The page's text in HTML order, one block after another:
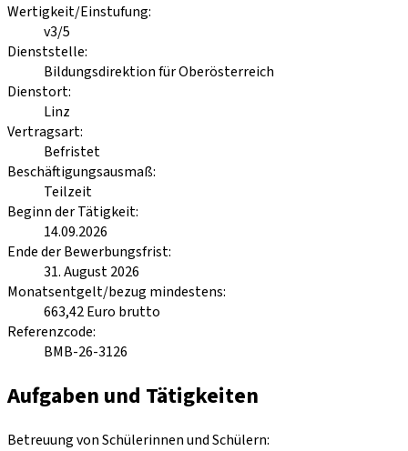
Wertigkeit/Einstufung:
v3/5
Dienststelle:
Bildungsdirektion für Oberösterreich
Dienstort:
Linz
Vertragsart:
Befristet
Beschäftigungsausmaß:
Teilzeit
Beginn der Tätigkeit:
14.09.2026
Ende der Bewerbungsfrist:
31. August 2026
Monatsentgelt/bezug mindestens:
663,42 Euro brutto
Referenzcode:
BMB-26-3126
Aufgaben und Tätigkeiten
Betreuung von Schülerinnen und Schülern: